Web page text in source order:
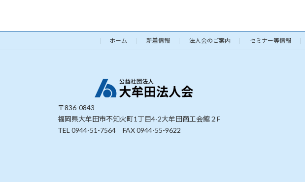
ホーム 新着情報 法人会のご案内 セミナー等情報
〒836-0843
福岡県大牟田市不知火町1丁目4-2大牟田商工会館２F
TEL 0944-51-7564 FAX 0944-55-9622